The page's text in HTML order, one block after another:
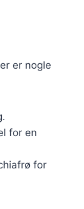
er nogle
for en
for